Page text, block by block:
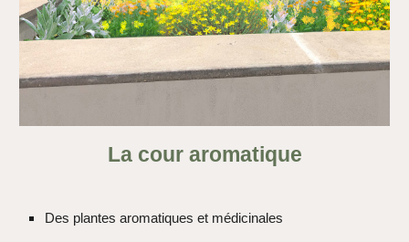
La cour aromatique
Des plantes aromatiques et médicinales